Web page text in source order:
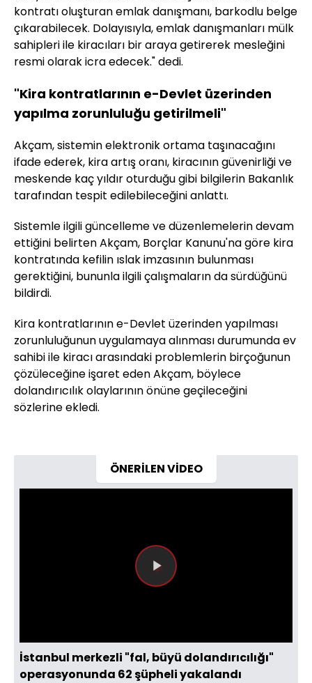
kontratı oluşturan emlak danışmanı, barkodlu belge
çıkarabilecek. Dolayısıyla, emlak danışmanları mülk
sahipleri ile kiracıları bir araya getirerek mesleğini
resmi olarak icra edecek." dedi.
"Kira kontratlarının e-Devlet üzerinden
yapılma zorunluluğu getirilmeli"
Akçam, sistemin elektronik ortama taşınacağını
ifade ederek, kira artış oranı, kiracının güvenirliği ve
meskende kaç yıldır oturduğu gibi bilgilerin Bakanlık
tarafından tespit edilebileceğini anlattı.
Sistemle ilgili güncelleme ve düzenlemelerin devam
ettiğini belirten Akçam, Borçlar Kanunu'na göre kira
kontratında kefilin ıslak imzasının bulunması
gerektiğini, bununla ilgili çalışmaların da sürdüğünü
bildirdi.
Kira kontratlarının e-Devlet üzerinden yapılması
zorunluluğunun uygulamaya alınması durumunda ev
sahibi ile kiracı arasındaki problemlerin birçoğunun
çözüleceğine işaret eden Akçam, böylece
dolandırıcılık olaylarının önüne geçileceğini
sözlerine ekledi.
ÖNERİLEN VİDEO
Videoyu
İstanbul merkezli "fal, büyü dolandırıcılığı"
operasyonunda 62 şüpheli yakalandı